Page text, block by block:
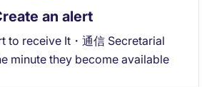
an alert
to receive It・通信 Secretarial
minute they become available